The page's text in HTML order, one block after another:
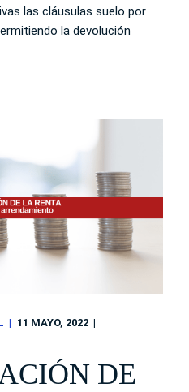
las cláusulas suelo por
la devolución
11 MAYO, 2022
DE